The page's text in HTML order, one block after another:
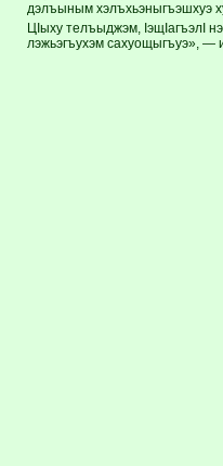
дэлъыным хэлъхьэныгъэшхуэ
ЦIыху телъыджэм, IэщIагъэлI
лэжьэгъухэм сахуощыгъуэ», —